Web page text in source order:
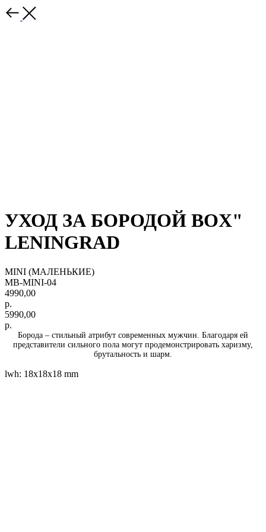
УХОД ЗА БОРОДОЙ BOX"
LENINGRAD
MINI (МАЛЕНЬКИЕ)
MB-MINI-04
4990,00
р.
5990,00
р.
Борода – стильный атрибут современных мужчин. Благодаря ей
представители сильного пола могут продемонстрировать харизму,
брутальность и шарм.
lwh: 18x18x18 mm